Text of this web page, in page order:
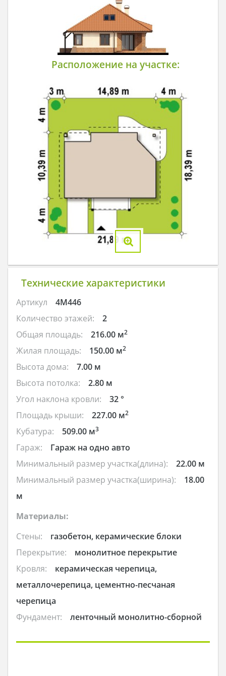
Расположение на участке:
Технические характеристики
Артикул
4M446
Количество этажей:
2
Общая площадь:
216.00 м2
Жилая площадь: 150.00 м2
Высота дома:
7.00 м
Высота потолка:
2.80 м
Угол наклона кровли:
32 °
Площадь крыши:
227.00 м2
Кубатура: 509.00 м3
Гараж:
Гараж на одно авто
Минимальный размер участка(длина):
22.00 м
Минимальный размер участка(ширина):
18.00
м
Материалы:
Стены:
газобетон, керамические блоки
Перекрытие:
монолитное перекрытие
Кровля:
керамическая черепица,
металлочерепица, цементно-песчаная
черепица
Фундамент:
ленточный монолитно-сборной